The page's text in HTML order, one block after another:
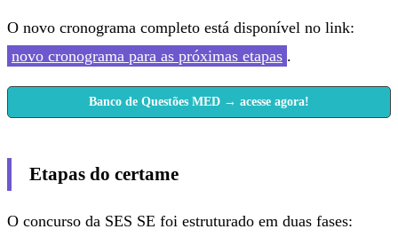
O novo cronograma completo está disponível no link:
novo cronograma para as próximas etapas .
Banco de Questões MED → acesse agora!
Etapas do certame
O concurso da SES SE foi estruturado em duas fases: